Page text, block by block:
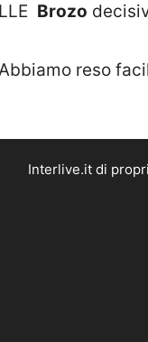
Brozo
reso
Interlive.it di